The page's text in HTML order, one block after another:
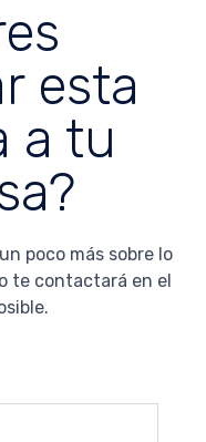
esta
a tu
poco más sobre lo
te contactará en el